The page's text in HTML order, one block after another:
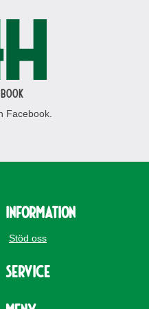
Facebook.
Information
Stöd oss
Service